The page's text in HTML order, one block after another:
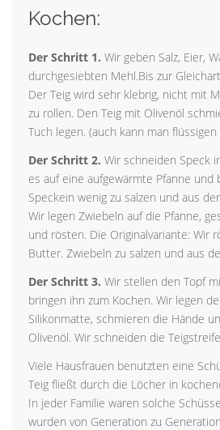
Kochen:
Der Schritt 1. Wir geben Salz, Eier,
durchgesiebten Mehl.Bis zur
Der Teig wird sehr klebrig, nicht mit
zu rollen. Den Teig mit Olivenöl
Tuch legen. (auch kann man
Der Schritt 2. Wir schneiden Speck
es auf eine aufgewärmte Pfanne und
Speckein wenig zu salzen und aus
Wir legen Zwiebeln auf die Pfanne,
und rösten. Die Originalvariante: Wir
Butter. Zwiebeln zu salzen und aus
Der Schritt 3. Wir stellen den Topf
bringen ihn zum Kochen. Wir legen
Silikonmatte, schmieren die Hände
Olivenöl. Wir schneiden die
Viele Hausfrauen benutzten eine
Teig fließt durch die Löcher in
In jeder Familie waren solche
wurden von Generation zu